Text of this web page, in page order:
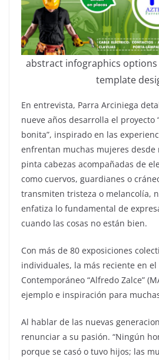
abstract infographics
template
En entrevista, Parra Arciniega
nueve años desarrolla el proyecto
bonita”, inspirado en las
enfrentan muchas mujeres desde
pinta cabezas acompañadas de
como cuervos, guardianes o
transmiten tristeza o melancolía,
enfatiza lo fundamental de
cuando las cosas no están bien.
Con más de 80 exposiciones
individuales, la más reciente en el
Contemporáneo “Alfredo Zalce”
ejemplo e inspiración para
Al hablar de las nuevas
renunciar a su pasión. “Ningún
porque se casó o tuvo hijos; las